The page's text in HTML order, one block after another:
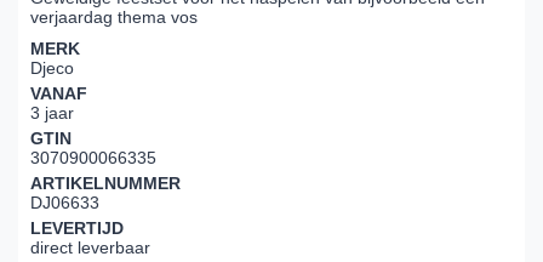
verjaardag thema vos
MERK
Djeco
VANAF
3 jaar
GTIN
3070900066335
ARTIKELNUMMER
DJ06633
LEVERTIJD
direct leverbaar